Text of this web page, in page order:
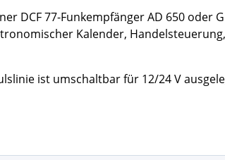
DCF 77-Funkempfänger AD 650 oder
Kalender,
ist umschaltbar für 12/24 V